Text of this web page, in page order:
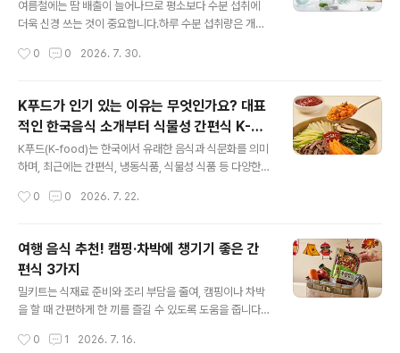
는데 생각보다 다양한 파스타면 종류 때문에 어떤 제품을
골라야 할지 고민한 적 있으신가요?같은 토마토소스라도
에 잘 배는 정도도 달라져요. 그래서 맛있는 파스타를 만들
해요.[파스타..
여름철에는 땀 배출이 늘어나므로 평소보다 수분 섭취에
더욱 신경 쓰는 것이 중요합니다.하루 수분 섭취량은 개인
많은 양을 마시기보다 여러 번 나누어 마시는 습관이 권장
하고, 무가당 제품인지 살펴보는 것이 좋습니다.브리지톡
플레인 무라벨은 먹는샘물로 만든 0kcal 강탄산수로, 비닐
라벨을 제거해 지속가능성을 생각한 제품입니다.브리지톡
은 플레인, 라임, 레몬 맛으로 구성되어 있으며, 상황과 취
향에 따라 다양하게 즐길 수 있습니다. 여름철 수분 섭취가
여름철 더운 날씨 속에서는 몸에서 땀을 통해 많은 수분이
0 0 2026. 7. 30.
K푸드가 인기 있는 이유는 무엇인가요? 대표
적인 한국음식 소개부터 식물성 간편식 K-원
볼밀 추천까지!
K푸드(K-food)는 한국에서 유래한 음식과 식문화를 의미
하며, 최근에는 간편식, 냉동식품, 식물성 식품 등 다양한
편식과 냉동식품, 식물성 지향 식품을 중심으로 글로벌 시
있습니다.풀무원 K-원볼밀은 한국 대표 메뉴인 비빔밥, 짜
장면, 잡채를 식물성 원료로 한 그릇에 담은 제품입니다.풀
무원 K-원볼밀은 전자레인지만으로 조리가 가능하여 한국
음식이 익숙한 소비자에게는 간편한 한 끼를, 해외 소비자
습니다. K푸드는 왜 세계적으로 인기가 많을까요?이제 K
0 0 2026. 7. 22.
여행 음식 추천! 캠핑·차박에 챙기기 좋은 간
편식 3가지
밀키트는 식재료 준비와 조리 부담을 줄여, 캠핑이나 차박
을 할 때 간편하게 한 끼를 즐길 수 있도록 도움을 줍니다.
기준으로 선택하면 좋습니다. 여행 상황에 따라 시원한 면
0 1 2026. 7. 16.